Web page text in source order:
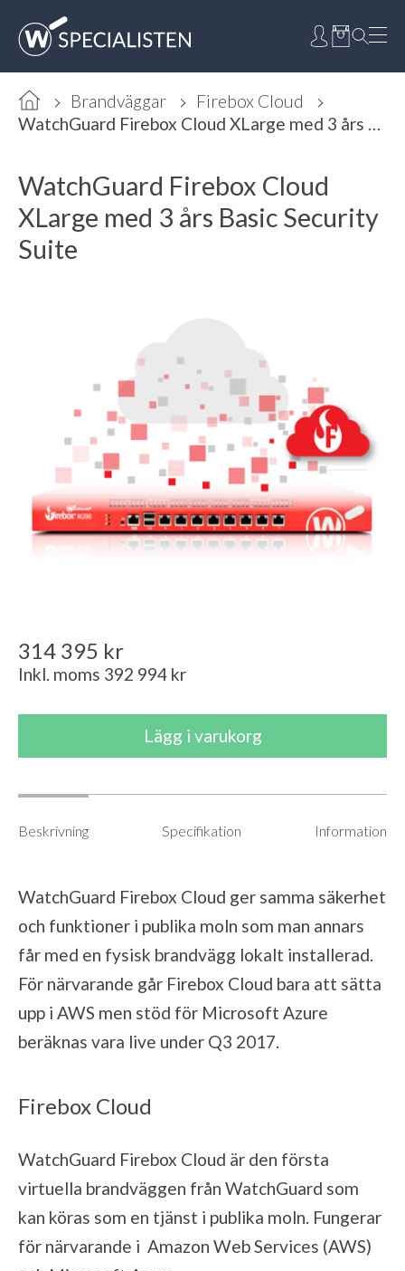
Brandväggar
Firebox Cloud
WatchGuard Firebox Cloud XLarge med 3 års Basic Security Suite
WatchGuard Firebox Cloud
XLarge med 3 års Basic Security
Suite
314 395 kr
Inkl. moms 392 994 kr
Beskrivning Specifikation Information
WatchGuard Firebox Cloud ger samma säkerhet
och funktioner i publika moln som man annars
får med en fysisk brandvägg lokalt installerad.
För närvarande går Firebox Cloud bara att sätta
upp i AWS men stöd för Microsoft Azure
beräknas vara live under Q3 2017.
Firebox Cloud
WatchGuard Firebox Cloud är den första
virtuella brandväggen från WatchGuard som
kan köras som en tjänst i publika moln. Fungerar
för närvarande i Amazon Web Services (AWS)